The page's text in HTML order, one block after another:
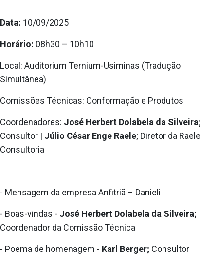
Data: 10/09/2025
Horário: 08h30 – 10h10
Local: Auditorium Ternium-Usiminas (Tradução
Simultânea)
Comissões Técnicas: Conformação e Produtos
Coordenadores: José Herbert Dolabela da Silveira;
Consultor | Júlio César Enge Raele; Diretor da Raele
Consultoria
- Mensagem da empresa Anfitriã – Danieli
- Boas-vindas - José Herbert Dolabela da Silveira;
Coordenador da Comissão Técnica
- Poema de homenagem - Karl Berger; Consultor